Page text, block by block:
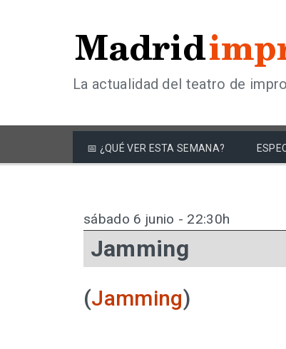
La actualidad del teatro de
📅 ¿QUÉ VER ESTA SEMANA?
sábado 6 junio - 22:30h
Jamming
(Jamming)